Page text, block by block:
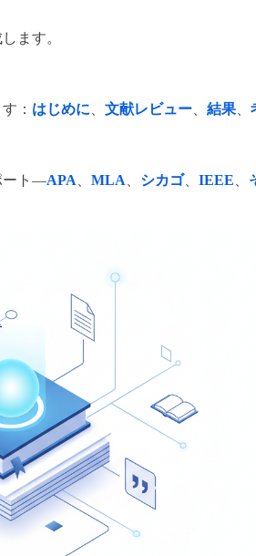
ます。
： はじめに 文献レビュー 結果
ート—APA MLA シカゴ、 IEEE